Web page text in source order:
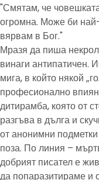
"Смятам, че
огромна. Може би
вярвам в Бог."
Мразя да пиша
винаги антипатичен.
мига, в който някой
професионално
дитирамба, която от
разгъва в дълга и
от анонимни
поза. По линия –
добрият писател е
да попаразитираме и